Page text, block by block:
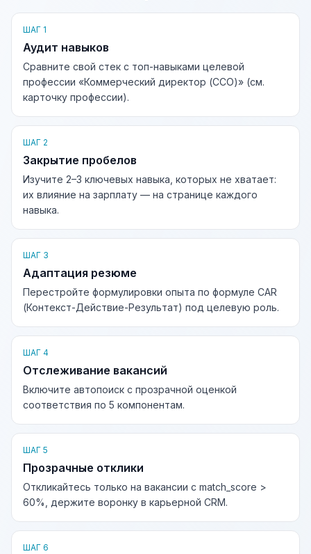
ШАГ 1
Аудит навыков
Сравните свой стек с топ-навыками целевой
профессии «Коммерческий директор (CCO)» (см.
карточку профессии).
ШАГ 2
Закрытие пробелов
Изучите 2–3 ключевых навыка, которых не хватает:
их влияние на зарплату — на странице каждого
навыка.
ШАГ 3
Адаптация резюме
Перестройте формулировки опыта по формуле CAR
(Контекст-Действие-Результат) под целевую роль.
ШАГ 4
Отслеживание вакансий
Включите автопоиск с прозрачной оценкой
соответствия по 5 компонентам.
ШАГ 5
Прозрачные отклики
Откликайтесь только на вакансии с match_score >
60%, держите воронку в карьерной CRM.
ШАГ 6